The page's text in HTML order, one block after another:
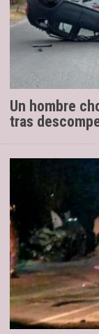
Un hombre
tras
20/10/2022
hombre fue
una
22/09/2022 El
ayer, poco
pareja que